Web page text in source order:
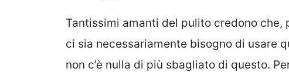
Tantissimi amanti del pulito credono
ci sia necessariamente bisogno di usare
non c’è nulla di più sbagliato di questo.